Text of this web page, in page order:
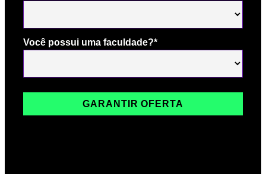
Você possui uma faculdade?*
GARANTIR OFERTA